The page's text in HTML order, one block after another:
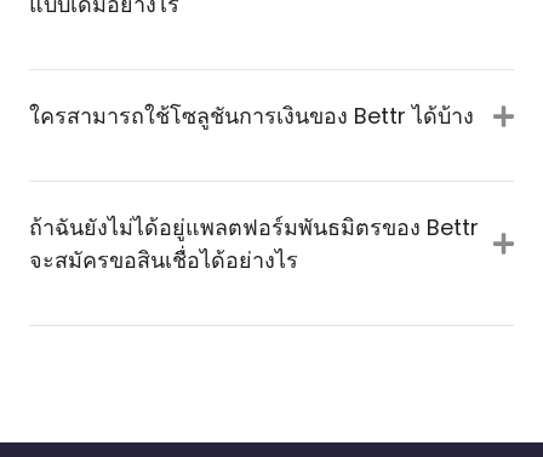
ใครสามารถใช้โซลูชันการเงินของ Bettr ได้บ้าง
ถ้าฉันยังไม่ได้อยู่แพลตฟอร์มพันธมิตรของ Bettr
จะสมัครขอสินเชื่อได้อย่างไร